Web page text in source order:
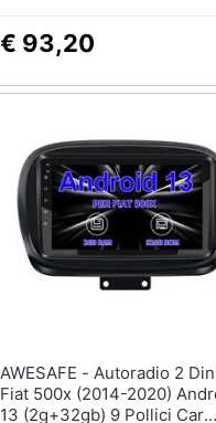
€ 93,20
AWESAFE - Autoradio 2 Din Per
Fiat 500x (2014-2020)
13 (2g+32gb) 9 Pollici Car